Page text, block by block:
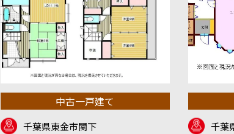
中古一戸建て
千葉県東金市関下
千葉